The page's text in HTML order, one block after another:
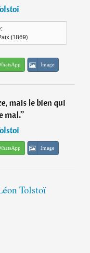
(1869)
Image
mais le bien qui
mal.”
Image
Tolstoï